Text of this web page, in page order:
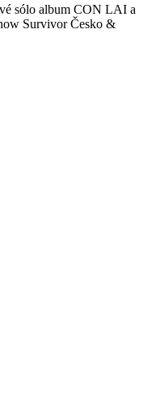
sólo album CON LAI a
Survivor Česko &